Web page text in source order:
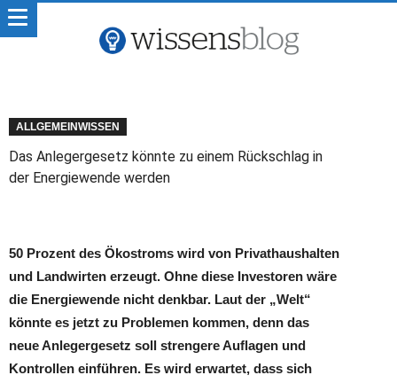
ALLGEMEINWISSEN
Das Anlegergesetz könnte zu einem Rückschlag in
der Energiewende werden
50 Prozent des Ökostroms wird von Privathaushalten
und Landwirten erzeugt. Ohne diese Investoren wäre
die Energiewende nicht denkbar. Laut der „Welt“
könnte es jetzt zu Problemen kommen, denn das
neue Anlegergesetz soll strengere Auflagen und
Kontrollen einführen. Es wird erwartet, dass sich